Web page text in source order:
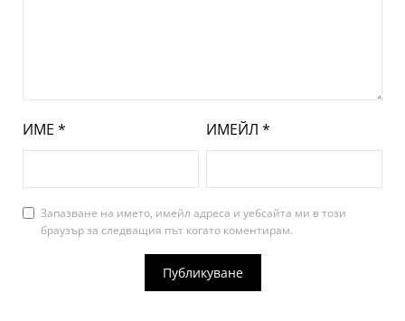
ИМЕ * ИМЕЙЛ *
Запазване на името, имейл адреса и уебсайта ми в този
браузър за следващия път когато коментирам.